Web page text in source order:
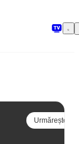
Urmărește